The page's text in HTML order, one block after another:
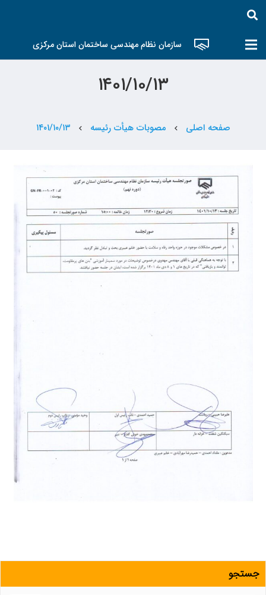
سازمان نظام مهندسی ساختمان استان مرکزی
۱۴۰۱/۱۰/۱۳
صفحه اصلی chevron_left مصوبات هیأت رئیسه chevron_left ۱۴۰۱/۱۰/۱۳
جستجو